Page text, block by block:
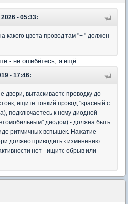
- 05:33:
какого цвета провод там "+ " должен
- не ошибётесь, а ещё:
- 17:46:
двери, вытаскиваете проводку до
ищите тонкий провод "красный с
подключаетесь к нему диодной
диодом) - должна быть
ритмичных вспышек. Нажатие
должно приводить к изменению
нет - ищите обрыв или